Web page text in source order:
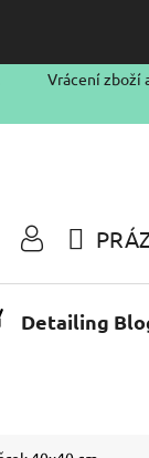
Vrácení zboží
KOŠÍK
Detailing